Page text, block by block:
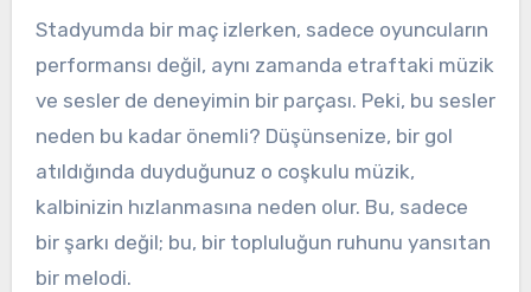
Stadyumda bir maç izlerken, sadece oyuncuların
performansı değil, aynı zamanda etraftaki müzik
ve sesler de deneyimin bir parçası. Peki, bu sesler
neden bu kadar önemli? Düşünsenize, bir gol
atıldığında duyduğunuz o coşkulu müzik,
kalbinizin hızlanmasına neden olur. Bu, sadece
bir şarkı değil; bu, bir topluluğun ruhunu yansıtan
bir melodi.